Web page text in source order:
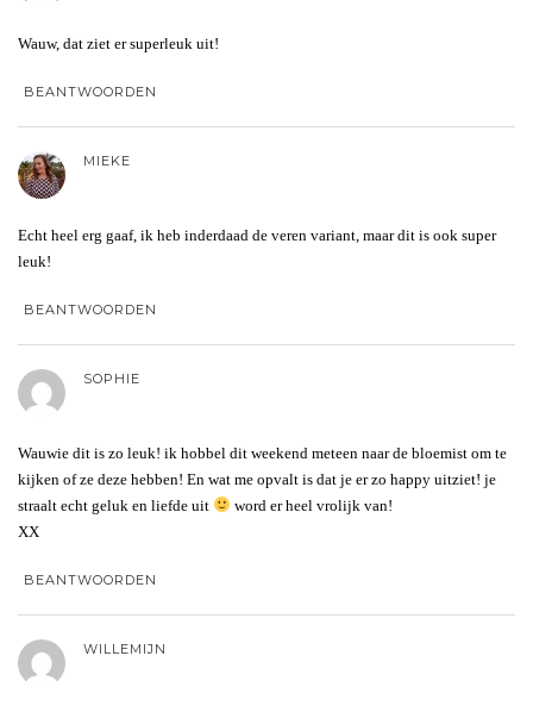
Wauw, dat ziet er superleuk uit!
BEANTWOORDEN
MIEKE
Echt heel erg gaaf, ik heb inderdaad de veren variant, maar dit is ook super
leuk!
BEANTWOORDEN
SOPHIE
Wauwie dit is zo leuk! ik hobbel dit weekend meteen naar de bloemist om te
kijken of ze deze hebben! En wat me opvalt is dat je er zo happy uitziet! je
straalt echt geluk en liefde uit
word er heel vrolijk van!
XX
BEANTWOORDEN
WILLEMIJN